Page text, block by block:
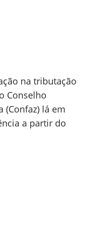
na tributação
Conselho
(Confaz) lá em
a partir do